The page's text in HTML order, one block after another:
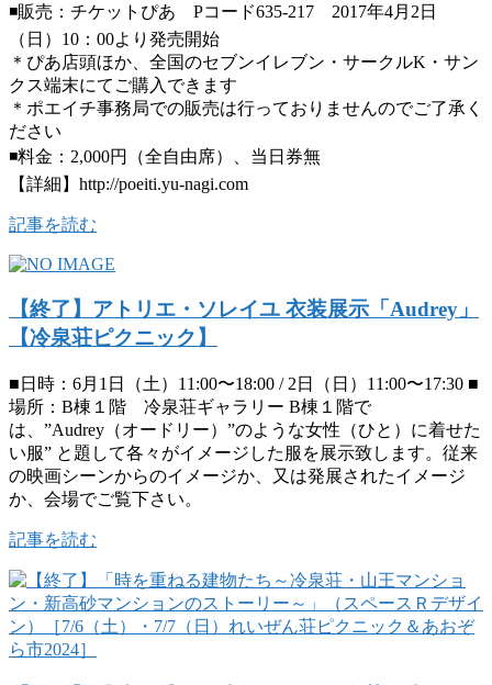
◾️販売：チケットぴあ Pコード635-217 2017年4月2日
（日）10：00より発売開始
＊ぴあ店頭ほか、全国のセブンイレブン・サークルK・サン
クス端末にてご購入できます
＊ポエイチ事務局での販売は行っておりませんのでご了承く
ださい
◾️料金：2,000円（全自由席）、当日券無
【詳細】http://poeiti.yu-nagi.com
記事を読む
【終了】アトリエ・ソレイユ 衣装展示「Audrey」
【冷泉荘ピクニック】
■日時：6月1日（土）11:00〜18:00 / 2日（日）11:00〜17:30 ■
場所：B棟１階 冷泉荘ギャラリー B棟１階で
は、”Audrey（オードリー）”のような女性（ひと）に着せた
い服” と題して各々がイメージした服を展示致します。従来
の映画シーンからのイメージか、又は発展されたイメージ
か、会場でご覧下さい。
記事を読む